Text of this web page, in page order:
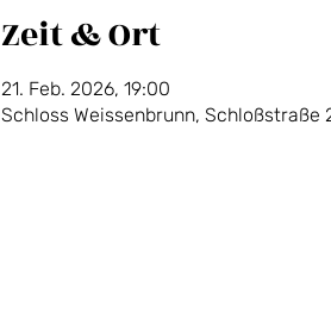
Zeit & Ort
21. Feb. 2026, 19:00
Schloss Weissenbrunn, Schloßstraße